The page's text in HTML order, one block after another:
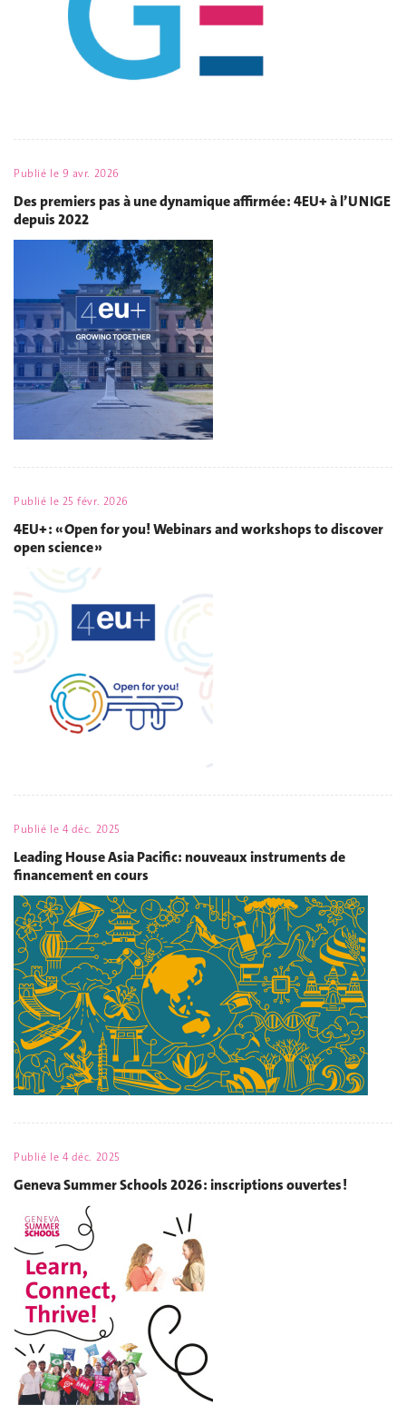
Publié le 9 avr. 2026
Des premiers pas à une dynamique affirmée : 4EU+ à l’UNIGE
depuis 2022
Publié le 25 févr. 2026
4EU+ : « Open for you! Webinars and workshops to discover
open science »
Publié le 4 déc. 2025
Leading House Asia Pacific: nouveaux instruments de
financement en cours
Publié le 4 déc. 2025
Geneva Summer Schools 2026 : inscriptions ouvertes !